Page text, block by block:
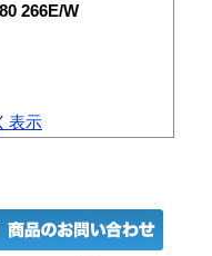
266E/W
表示